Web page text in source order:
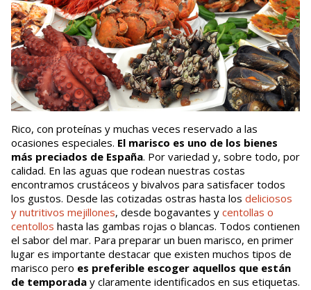
Rico, con proteínas y muchas veces reservado a las
ocasiones especiales. El marisco es uno de los bienes
más preciados de España. Por variedad y, sobre todo, por
calidad. En las aguas que rodean nuestras costas
encontramos crustáceos y bivalvos para satisfacer todos
los gustos. Desde las cotizadas ostras hasta los deliciosos
y nutritivos mejillones, desde bogavantes y centollas o
centollos hasta las gambas rojas o blancas. Todos contienen
el sabor del mar. Para preparar un buen marisco, en primer
lugar es importante destacar que existen muchos tipos de
marisco pero es preferible escoger aquellos que están
de temporada y claramente identificados en sus etiquetas.